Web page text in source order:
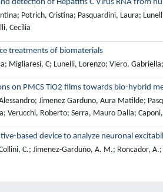
detection of Hepatitis C Virus RNA from
Potrich, Cristina; Pasquardini, Laura;
Cecilia
treatments of biomaterials
Migliaresi, C; Lunelli, Lorenzo; Viero,
on PMCS TiO2 films towards bio-hybrid
Jimenez Garduno, Aura Matilde;
Verucchi, Roberto; Serra, Mauro Dalla;
based device to analyze neuronal
C.; Jimenez-Garduño, A. M.; Roncador,